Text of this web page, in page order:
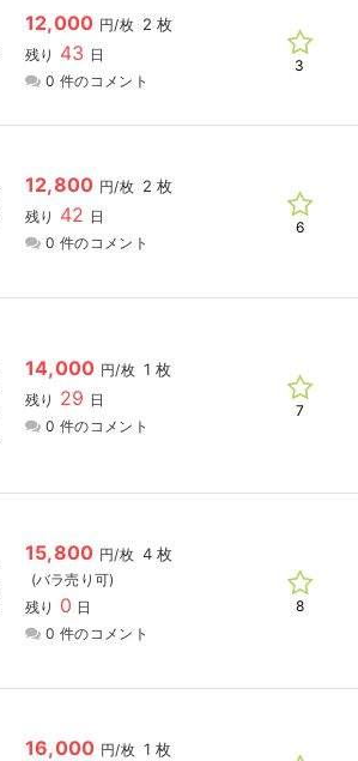
12,000 円/枚 2 枚
残り 43 日
0 件のコメント
3
12,800 円/枚 2 枚
残り 42 日
0 件のコメント
6
14,000 円/枚 1 枚
残り 29 日
0 件のコメント
7
15,800 円/枚 4 枚
残り 0 日
0 件のコメント
8
16,000 円/枚 1 枚